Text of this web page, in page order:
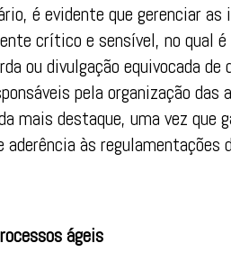
é evidente que gerenciar
crítico e sensível, no qual
ou divulgação equivocada
pela organização das
mais destaque, uma vez que
às regulamentações
ágeis